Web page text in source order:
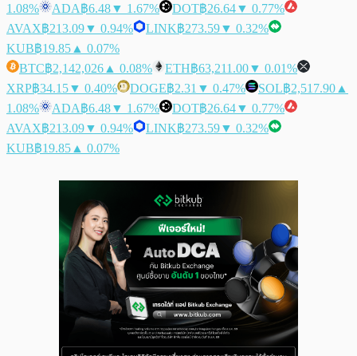
1.08%
ADA฿6.48▼ 1.67% DOT฿26.64▼ 0.77%
AVAX฿213.09▼ 0.94% LINK฿273.59▼ 0.32%
KUB฿19.85 ▲ 0.07%
BTC฿2,142,026 ▲ 0.08% ETH฿63,211.00▼ 0.01%
XRP฿34.15▼ 0.40% DOGE฿2.31 ▼ 0.47% SOL฿2,517.90 ▲
1.08%
ADA฿6.48▼ 1.67% DOT฿26.64▼ 0.77%
AVAX฿213.09▼ 0.94% LINK฿273.59▼ 0.32%
KUB฿19.85 ▲ 0.07%